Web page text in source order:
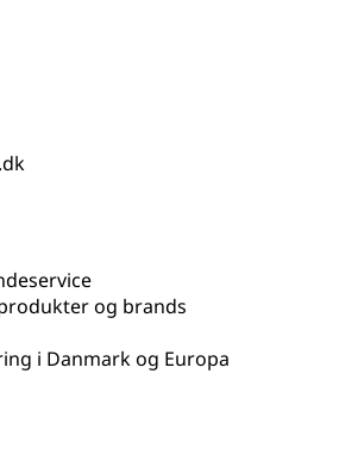
og brands
i Danmark og Europa